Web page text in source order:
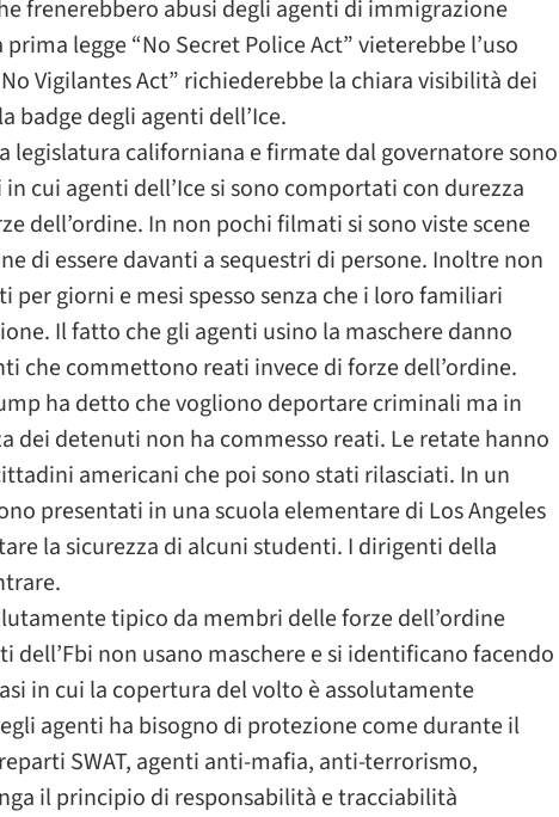
frenerebbero abusi degli agenti di immigrazione
legge “No Secret Police Act” vieterebbe l’uso
Vigilantes Act” richiederebbe la chiara visibilità dei
badge degli agenti dell’Ice.
legislatura californiana e firmate dal governatore sono
cui agenti dell’Ice si sono comportati con durezza
dell’ordine. In non pochi filmati si sono viste scene
di essere davanti a sequestri di persone. Inoltre non
giorni e mesi spesso senza che i loro familiari
Il fatto che gli agenti usino la maschere danno
che commettono reati invece di forze dell’ordine.
ha detto che vogliono deportare criminali ma in
dei detenuti non ha commesso reati. Le retate hanno
americani che poi sono stati rilasciati. In un
presentati in una scuola elementare di Los Angeles
la sicurezza di alcuni studenti. I dirigenti della
tipico da membri delle forze dell’ordine
dell’Fbi non usano maschere e si identificano facendo
in cui la copertura del volto è assolutamente
agenti ha bisogno di protezione come durante il
SWAT, agenti anti-mafia, anti-terrorismo,
il principio di responsabilità e tracciabilità